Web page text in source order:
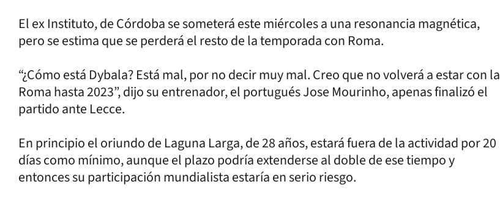
El ex Instituto, de Córdoba se someterá este miércoles a una resonancia magnética,
pero se estima que se perderá el resto de la temporada con Roma.
“¿Cómo está Dybala? Está mal, por no decir muy mal. Creo que no volverá a estar con la
Roma hasta 2023”, dijo su entrenador, el portugués Jose Mourinho, apenas finalizó el
partido ante Lecce.
En principio el oriundo de Laguna Larga, de 28 años, estará fuera de la actividad por 20
días como mínimo, aunque el plazo podría extenderse al doble de ese tiempo y
entonces su participación mundialista estaría en serio riesgo.